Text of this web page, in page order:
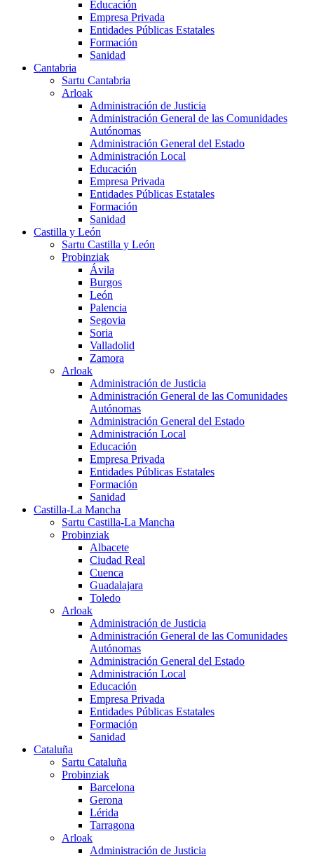
Educación
Empresa Privada
Entidades Públicas Estatales
Formación
Sanidad
Cantabria
Sartu Cantabria
Arloak
Administración de Justicia
Administración General de las Comunidades
Autónomas
Administración General del Estado
Administración Local
Educación
Empresa Privada
Entidades Públicas Estatales
Formación
Sanidad
Castilla y León
Sartu Castilla y León
Probinziak
Ávila
Burgos
León
Palencia
Segovia
Soria
Valladolid
Zamora
Arloak
Administración de Justicia
Administración General de las Comunidades
Autónomas
Administración General del Estado
Administración Local
Educación
Empresa Privada
Entidades Públicas Estatales
Formación
Sanidad
Castilla-La Mancha
Sartu Castilla-La Mancha
Probinziak
Albacete
Ciudad Real
Cuenca
Guadalajara
Toledo
Arloak
Administración de Justicia
Administración General de las Comunidades
Autónomas
Administración General del Estado
Administración Local
Educación
Empresa Privada
Entidades Públicas Estatales
Formación
Sanidad
Cataluña
Sartu Cataluña
Probinziak
Barcelona
Gerona
Lérida
Tarragona
Arloak
Administración de Justicia